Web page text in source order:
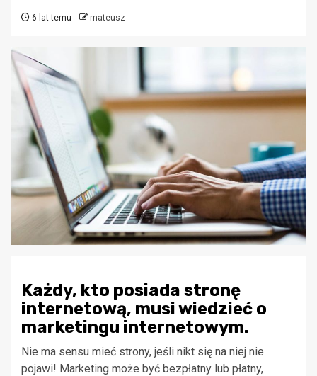
6 lat temu mateusz
Każdy, kto posiada stronę
internetową, musi wiedzieć o
marketingu internetowym.
Nie ma sensu mieć strony, jeśli nikt się na niej nie
pojawi! Marketing może być bezpłatny lub płatny,